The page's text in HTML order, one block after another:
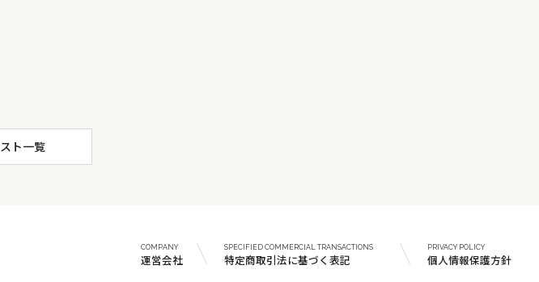
ト一覧
COMPANY
運営会社
SPECIFIED COMMERCIAL TRANSACTIONS
特定商取引法に基づく表記
PRIVACY POLICY
個人情報保護方針